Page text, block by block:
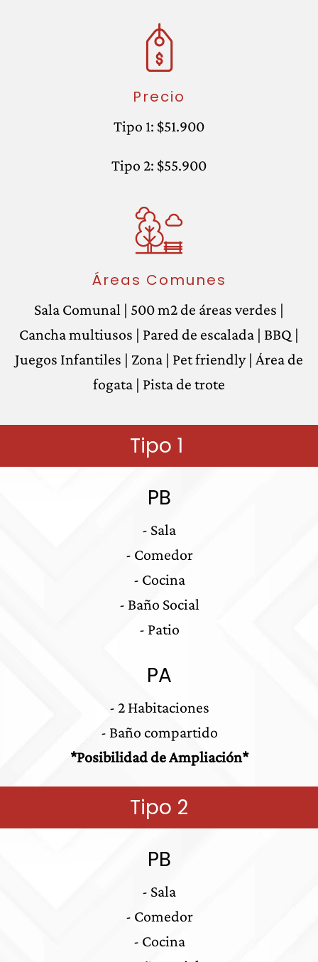
Precio
Tipo 1: $51.900
Tipo 2: $55.900
Áreas Comunes
Sala Comunal | 500 m2 de áreas verdes |
Cancha multiusos | Pared de escalada | BBQ |
Juegos Infantiles | Zona | Pet friendly | Área de
fogata | Pista de trote
Tipo 1
PB
- Sala
- Comedor
- Cocina
- Baño Social
- Patio
PA
- 2 Habitaciones
- Baño compartido
*Posibilidad de Ampliación*
Tipo 2
PB
- Sala
- Comedor
- Cocina